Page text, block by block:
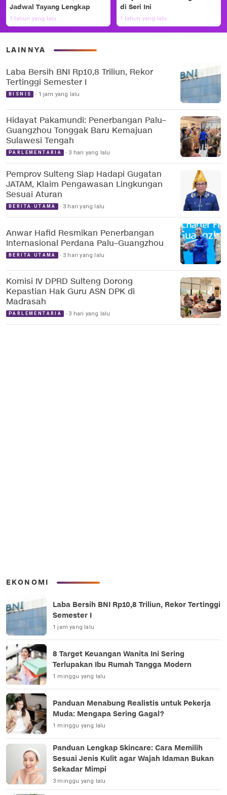
Jadwal Tayang Lengkap
1 tahun yang lalu
di Seri Ini
1 tahun yang lalu
LAINNYA
Laba Bersih BNI Rp10,8 Triliun, Rekor
Tertinggi Semester I
BISNIS 1 jam yang lalu
Hidayat Pakamundi: Penerbangan Palu–
Guangzhou Tonggak Baru Kemajuan
Sulawesi Tengah
PARLEMENTARIA 3 hari yang lalu
Pemprov Sulteng Siap Hadapi Gugatan
JATAM, Klaim Pengawasan Lingkungan
Sesuai Aturan
BERITA UTAMA 3 hari yang lalu
Anwar Hafid Resmikan Penerbangan
Internasional Perdana Palu–Guangzhou
BERITA UTAMA 3 hari yang lalu
Komisi IV DPRD Sulteng Dorong
Kepastian Hak Guru ASN DPK di
Madrasah
PARLEMENTARIA 3 hari yang lalu
EKONOMI
Laba Bersih BNI Rp10,8 Triliun, Rekor Tertinggi
Semester I
1 jam yang lalu
8 Target Keuangan Wanita Ini Sering
Terlupakan Ibu Rumah Tangga Modern
1 minggu yang lalu
Panduan Menabung Realistis untuk Pekerja
Muda: Mengapa Sering Gagal?
1 minggu yang lalu
Panduan Lengkap Skincare: Cara Memilih
Sesuai Jenis Kulit agar Wajah Idaman Bukan
Sekadar Mimpi
3 minggu yang lalu